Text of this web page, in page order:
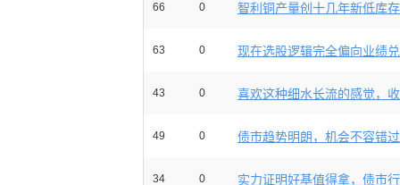
66 0 智利铜产量创十几年新低库
63 0 现在选股逻辑完全偏向业绩
43 0 喜欢这种细水长流的感觉，
49 0 债市趋势明朗，机会不容错
34 0 实力证明好基值得拿，债市